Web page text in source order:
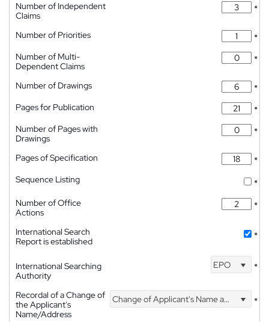
Number of Independent
Claims
*
Number of Priorities
*
Number of Multi-
Dependent Claims
*
Number of Drawings
*
Pages for Publication
*
Number of Pages with
Drawings
*
Pages of Specification
*
Sequence Listing
*
Number of Office
Actions
*
International Search
Report is established
*
International Searching
Authority
EPO *
Recordal of a Change of
the Applicant's
Name/Address
Change of Applicant's Name and Address *